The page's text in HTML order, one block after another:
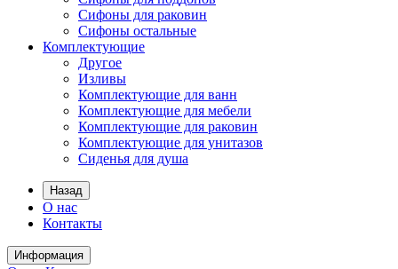
Сифоны для раковин
Сифоны остальные
Комплектующие
Другое
Изливы
Комплектующие для ванн
Комплектующие для мебели
Комплектующие для раковин
Комплектующие для унитазов
Сиденья для душа
Назад
О нас
Контакты
Информация